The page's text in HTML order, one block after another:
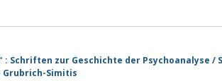
Schriften zur Geschichte der Psychoanalyse /
Simitis